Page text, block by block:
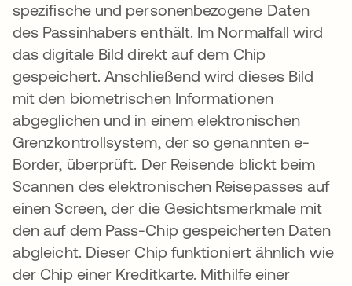
spezifische und personenbezogene Daten
des Passinhabers enthält. Im Normalfall wird
das digitale Bild direkt auf dem Chip
gespeichert. Anschließend wird dieses Bild
mit den biometrischen Informationen
abgeglichen und in einem elektronischen
Grenzkontrollsystem, der so genannten e-
Border, überprüft. Der Reisende blickt beim
Scannen des elektronischen Reisepasses auf
einen Screen, der die Gesichtsmerkmale mit
den auf dem Pass-Chip gespeicherten Daten
abgleicht. Dieser Chip funktioniert ähnlich wie
der Chip einer Kreditkarte. Mithilfe einer